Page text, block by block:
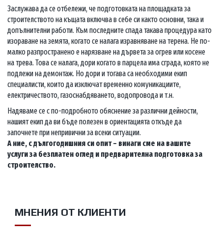
Заслужава да се отбележи, че подготовката на площадката за
строителството на къщата включва в себе си както основни, така и
допълнителни работи. Към последните спада такава процедура като
изораване на земята, когато се налага изравняване на терена. Не по-
малко разпространено е нарязване на дървета за огрев или косене
на трева. Това се налага, дори когато в парцела има сграда, която не
подлежи на демонтаж. Но дори и тогава са необходими екип
специалисти, които да изключат временно комуникациите,
електричеството, газоснабдяването, водопровода и т.н.
Надяваме се с по-подробното обяснение за различни дейности,
нашият екип да ви бъде полезен в ориентацията откъде да
започнете при непривични за всеки ситуации.
А ние, с дългогодишния си опит – винаги сме на вашите
услуги за безплатен оглед и предварителна подготовка за
строителство.
МНЕНИЯ ОТ КЛИЕНТИ